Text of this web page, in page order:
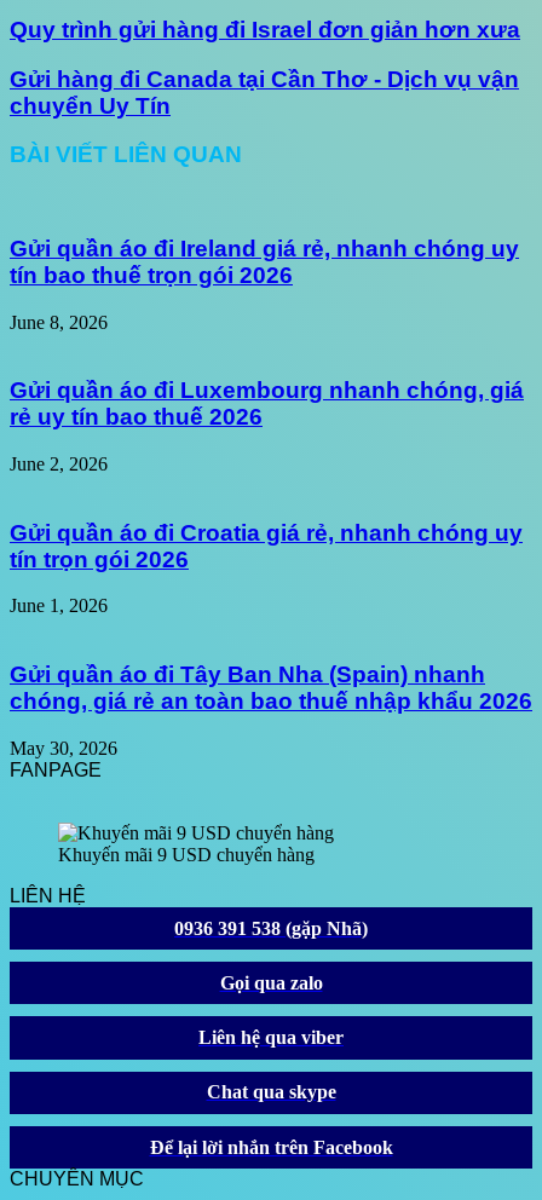
Quy trình gửi hàng đi Israel đơn giản hơn xưa
Gửi hàng đi Canada tại Cần Thơ - Dịch vụ vận
chuyển Uy Tín
BÀI VIẾT LIÊN QUAN
Gửi quần áo đi Ireland giá rẻ, nhanh chóng uy
tín bao thuế trọn gói 2026
June 8, 2026
Gửi quần áo đi Luxembourg nhanh chóng, giá
rẻ uy tín bao thuế 2026
June 2, 2026
Gửi quần áo đi Croatia giá rẻ, nhanh chóng uy
tín trọn gói 2026
June 1, 2026
Gửi quần áo đi Tây Ban Nha (Spain) nhanh
chóng, giá rẻ an toàn bao thuế nhập khẩu 2026
May 30, 2026
FANPAGE
Khuyến mãi 9 USD chuyển hàng
LIÊN HỆ
0936 391 538 (gặp Nhã)
Gọi qua zalo
Liên hệ qua viber
Chat qua skype
Để lại lời nhắn trên Facebook
CHUYÊN MỤC